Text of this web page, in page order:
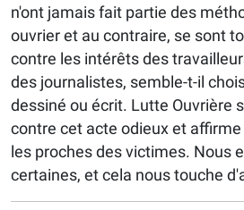
n'ont jamais fait partie des
ouvrier et au contraire, se sont
contre les intérêts des
des journalistes, semble-t-il
dessiné ou écrit. Lutte Ouvrière
contre cet acte odieux et
les proches des victimes. Nous
certaines, et cela nous touche